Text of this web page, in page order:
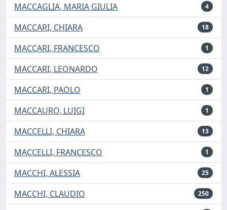
MACCAGLIA, MARIA GIULIA 4
MACCARI, CHIARA 18
MACCARI, FRANCESCO 1
MACCARI, LEONARDO 12
MACCARI, PAOLO 1
MACCAURO, LUIGI 1
MACCELLI, CHIARA 13
MACCELLI, FRANCESCO 1
MACCHI, ALESSIA 25
MACCHI, CLAUDIO 250